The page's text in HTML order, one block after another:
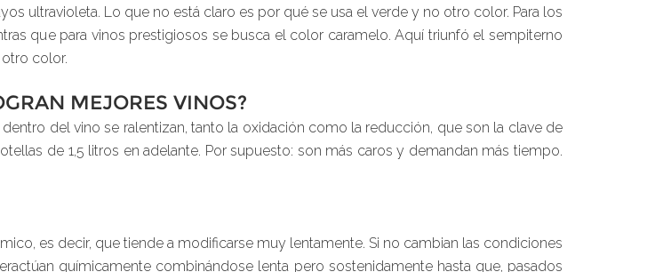
ultravioleta. Lo que no está claro es por qué se usa el verde y no otro color. Para los
que para vinos prestigiosos se busca el color caramelo. Aquí triunfó el sempiterno
color.
MEJORES VINOS?
del vino se ralentizan, tanto la oxidación como la reducción, que son la clave de
de 1,5 litros en adelante. Por supuesto: son más caros y demandan más tiempo.
es decir, que tiende a modificarse muy lentamente. Si no cambian las condiciones
químicamente combinándose lenta pero sostenidamente hasta que, pasados